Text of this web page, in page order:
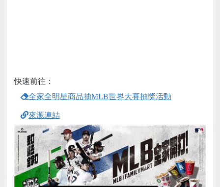
快速前往：
全家全明星商品抽MLB世界大賽抽獎活動
來源連結